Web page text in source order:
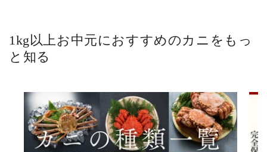
1kg以上お中元におすすめのカニをもっ
と知る